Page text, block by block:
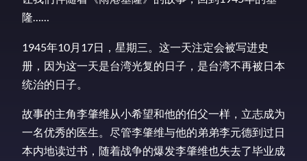
隆……
1945年10月17日，星期三。这一天注定会被写进史
册，因为这一天是台湾光复的日子，是台湾不再被日本
统治的日子。
故事的主角李肇维从小希望和他的伯父一样，立志成为
一名优秀的医生。尽管李肇维与他的弟弟李元德到过日
本内地读过书，随着战争的爆发李肇维也失去了毕业成